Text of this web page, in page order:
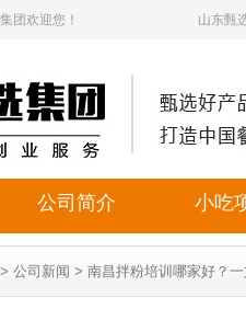
团欢迎您！ 山东甄
公司简介 小吃
> 公司新闻 > 南昌拌粉培训哪家好？一